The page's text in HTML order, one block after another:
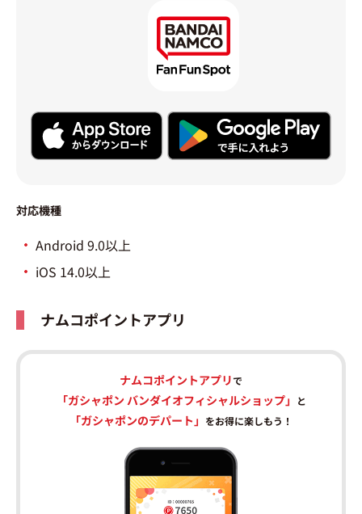
対応機種
Android 9.0以上
iOS 14.0以上
ナムコポイントアプリ
ナムコポイントアプリで
「ガシャポン バンダイオフィシャルショップ」 と
「ガシャポンのデパート」 をお得に楽しもう！